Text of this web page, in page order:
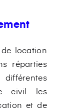
location
réparties
civil les
et de